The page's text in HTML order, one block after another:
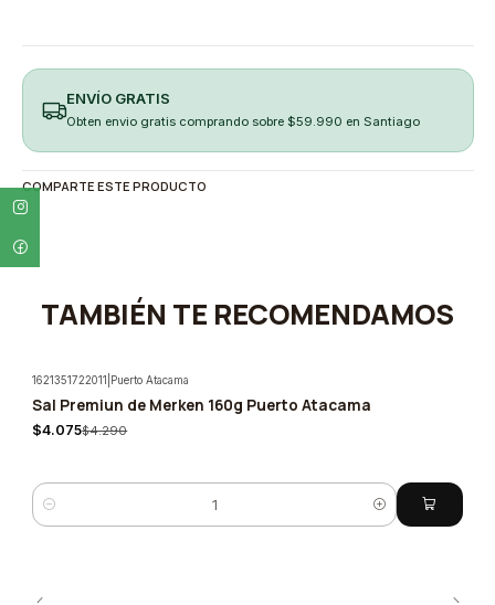
ENVÍO GRATIS
Obten envio gratis comprando sobre $59.990 en Santiago
COMPARTE ESTE PRODUCTO
TAMBIÉN TE RECOMENDAMOS
-5%
1621351722011 Puerto Atacama
Sal Premiun de Merken 160g Puerto Atacama
$4.075$4.290
Cantidad